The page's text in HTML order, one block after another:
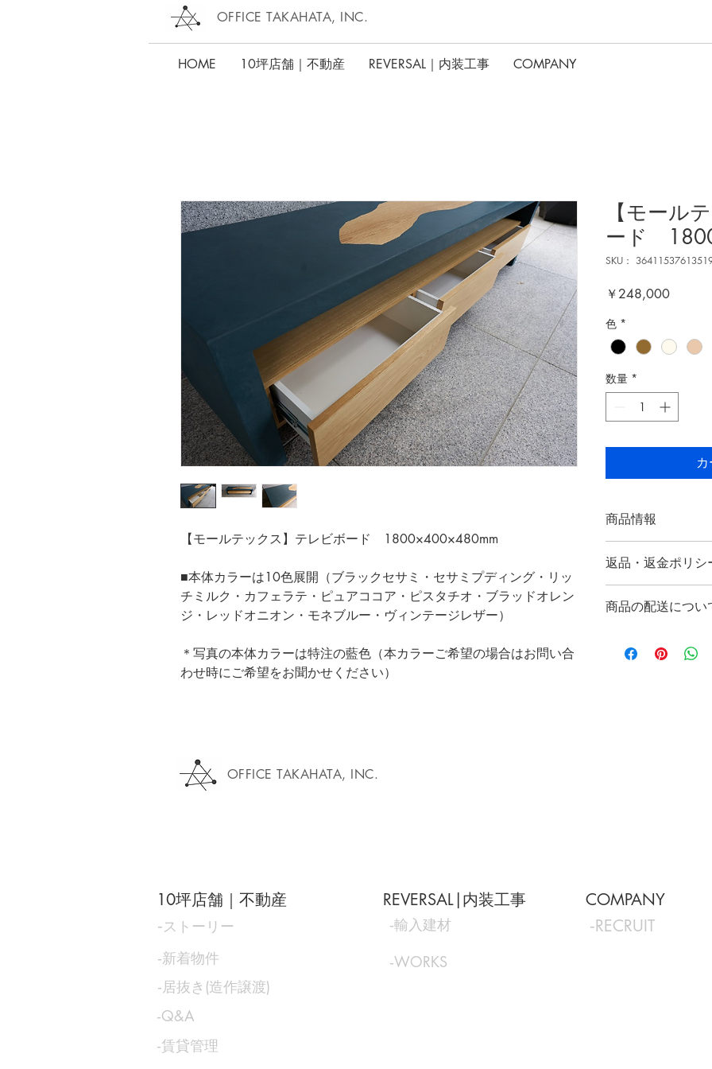
OFFICE TAKAHATA, INC.
HOME 10坪店舗｜不動産 REVERSAL｜内装工事 COMPANY
【モールテックス】テレビボード 1800×400×480mm
■本体カラーは10色展開（ブラックセサミ・セサミプディング・リッ
チミルク・カフェラテ・ピュアココア・ピスタチオ・ブラッドオレン
ジ・レッドオニオン・モネブルー・ヴィンテージレザー）
＊写真の本体カラーは特注の藍色（本カラーご希望の場合はお問い合
わせ時にご希望をお聞かせください）
【モール
ード
SKU：
￥248,000価
色 *
数量 *
商品情報
返品・返金ポリシ
だけなかった場合の
頼を獲得し、安心し
商品の配送につい
する情報を入力し
OFFICE TAKAHATA, INC.
10坪店舗｜不動産
‐ストーリー
‐新着物件
‐居抜き(造作譲渡)
​‐Q&A
​‐賃貸管理
‐輸入建材
REVERSAL|内装工事
‐WORKS
COMPANY
‐RECRUIT